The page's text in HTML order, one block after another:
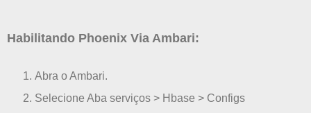
Habilitando Phoenix Via Ambari:
Abra o Ambari.
Selecione Aba serviços > Hbase > Configs